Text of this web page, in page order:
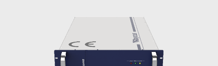
Aplicaciones
Recursos